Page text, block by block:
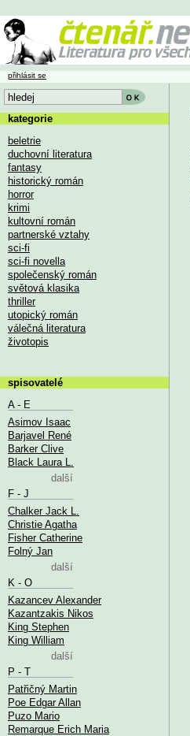
přihlásit se
kategorie
beletrie
duchovní literatura
fantasy
historický román
horror
krimi
kultovní román
partnerské vztahy
sci-fi
sci-fi novella
společenský román
světová klasika
thriller
utopický román
válečná literatura
životopis
spisovatelé
A - E
Asimov Isaac
Barjavel René
Barker Clive
Black Laura L.
další
F - J
Chalker Jack L.
Christie Agatha
Fisher Catherine
Folný Jan
další
K - O
Kazancev Alexander
Kazantzakis Nikos
King Stephen
King William
další
P - T
Patřičný Martin
Poe Edgar Allan
Puzo Mario
Remarque Erich Maria